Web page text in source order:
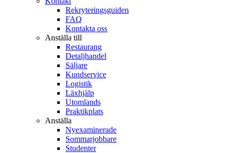
Rekryteringsguiden
FAQ
Kontakta oss
Anställa till
Restaurang
Detaljhandel
Säljare
Kundservice
Logistik
Läxhjälp
Utomlands
Praktikplats
Anställa
Nyexaminerade
Sommarjobbare
Studenter